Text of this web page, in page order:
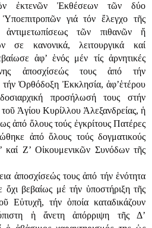
ἐκτενῶν Ἐκθέσεων τῶν δύο
γιά τόν ἔλεγχο τῆς
τῶν πιθανῶν ἤ
σε κανονικά, λειτουργικά καί
ἀφ’ ἑνός μέν τίς ἀρνητικές
ἀποσχίσεώς τους ἀπό τήν
τήν Ὀρθόδοξη Ἐκκλησία, ἀφ’ἑτέρου
προσήλωσή τους στήν
Ἁγίου Κυρίλλου Ἀλεξανδρείας, ἡ
ἀπό ὅλους τούς ἐγκρίτους Πατέρες
ἀπό ὅλους τούς δογματικούς
Ζ’ Οἰκουμενικῶν Συνόδων τῆς
ἀποσχίσεώς τους ἀπό τήν ἑνότητα
βεβαίως μέ τήν ὑποστήριξη τῆς
Εὐτυχῆ, τήν ὁποία καταδικάζουν
ἡ ἄνετη ἀπόρριψη τῆς Δ’